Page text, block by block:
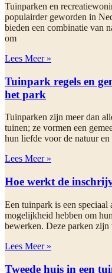
Tuinparken en
populairder geworden in
bieden een combinatie van
om
Lees Meer »
Tuinpark regels en
het park
Tuinparken zijn meer dan
tuinen; ze vormen een
hun liefde voor de natuur en
Lees Meer »
Hoe werkt de
Een tuinpark is een speciaal
mogelijkheid hebben om
bewerken. Deze parken zijn
Lees Meer »
Tweede huis in een